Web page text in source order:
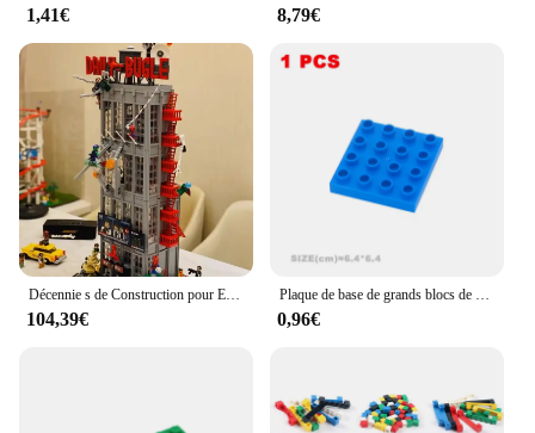
1,41€ 8,79€
Décennie s de Construction pour Enfants, Ensemble de Travailleurs, Cadeau d'Anniversaire, 3772 Pièces, Journal 03/Bubandit, Immeuble de Bureau, Compatibles 76178
104,39€
Plaque de base de grands blocs de construction pour enfants, pièces de briques de planche de connexion, compatibles avec l'emploi d'origine, jouets assemblés
0,96€